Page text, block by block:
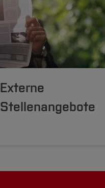
Externe
Stellenangebote